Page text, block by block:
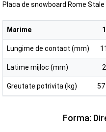
Placa de snowboard Rome
Marime
Lungime de contact (mm)
Latime mijloc (mm)
Greutate potrivita (kg) 57
Forma: